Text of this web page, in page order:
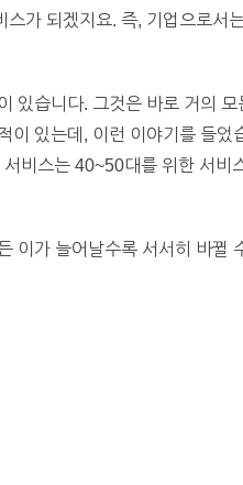
가 되겠지요. 즉, 기업으로서
있습니다. 그것은 바로 거의
이 있는데, 이런 이야기를 들
비스는 40~50대를 위한 서
이가 늘어날수록 서서히 바뀔